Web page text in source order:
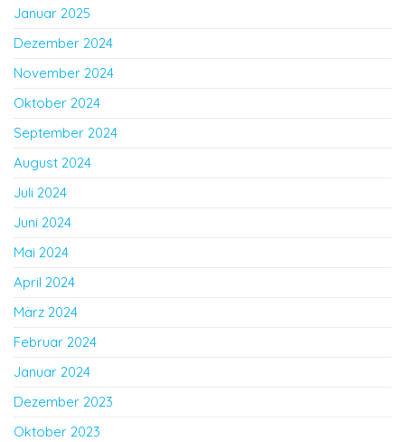
Januar 2025
Dezember 2024
November 2024
Oktober 2024
September 2024
August 2024
Juli 2024
Juni 2024
Mai 2024
April 2024
März 2024
Februar 2024
Januar 2024
Dezember 2023
Oktober 2023